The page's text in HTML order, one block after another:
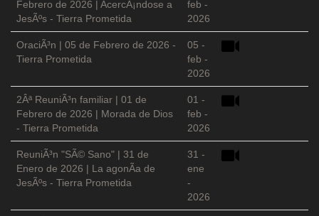
Febrero de 2026 | AcercÃ¡ndose a
JesÃºs - Tierra Prometida
feb -
2026
OraciÃ³n | 05 de Febrero de 2026 -
Tierra Prometida
05 -
feb -
2026
2Âª ReuniÃ³n familiar | 01 de
Febrero de 2026 | Morada de Dios
- Tierra Prometida
01 -
feb -
2026
ReuniÃ³n "SÃ© Sano" | 31 de
Enero de 2026 | La agonÃ­a de
JesÃºs - Tierra Prometida
31 -
ene
-
2026